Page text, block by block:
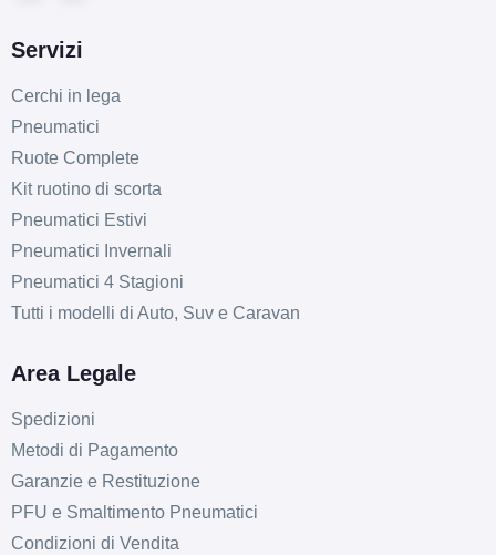
Servizi
Cerchi in lega
Pneumatici
Ruote Complete
Kit ruotino di scorta
Pneumatici Estivi
Pneumatici Invernali
Pneumatici 4 Stagioni
Tutti i modelli di Auto, Suv e Caravan
Area Legale
Spedizioni
Metodi di Pagamento
Garanzie e Restituzione
PFU e Smaltimento Pneumatici
Condizioni di Vendita